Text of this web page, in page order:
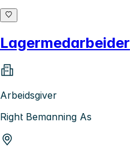
Lagermedarbeider
Arbeidsgiver
Right Bemanning As